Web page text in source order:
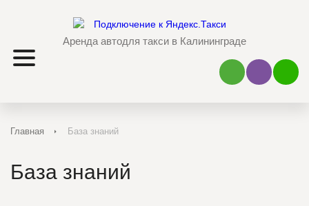
Аренда автодля такси в Калининграде
Наш ViberНаш
Главная База знаний
База знаний